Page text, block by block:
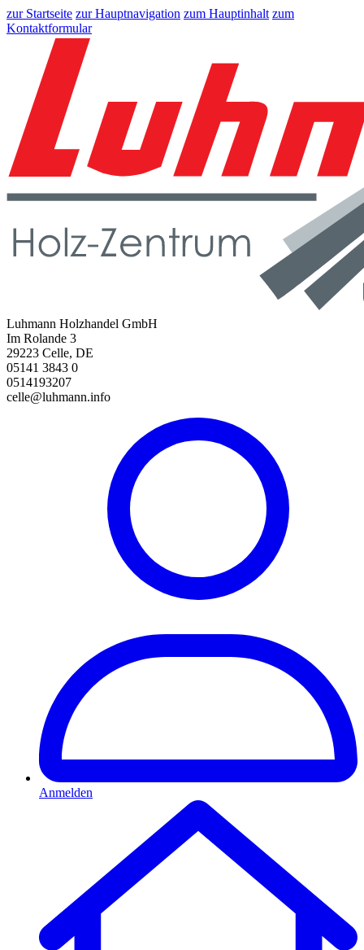
zur Startseite zur Hauptnavigation zum Hauptinhalt zum
Kontaktformular
Luhmann Holzhandel GmbH
Im Rolande 3
29223 Celle, DE
05141 3843 0
0514193207
celle@luhmann.info
Anmelden